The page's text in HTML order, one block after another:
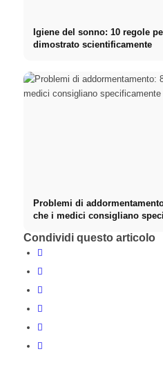
Igiene del sonno: 10 regole
dimostrato scientificamente
Problemi di
che i medici consigliano
Condividi questo articolo